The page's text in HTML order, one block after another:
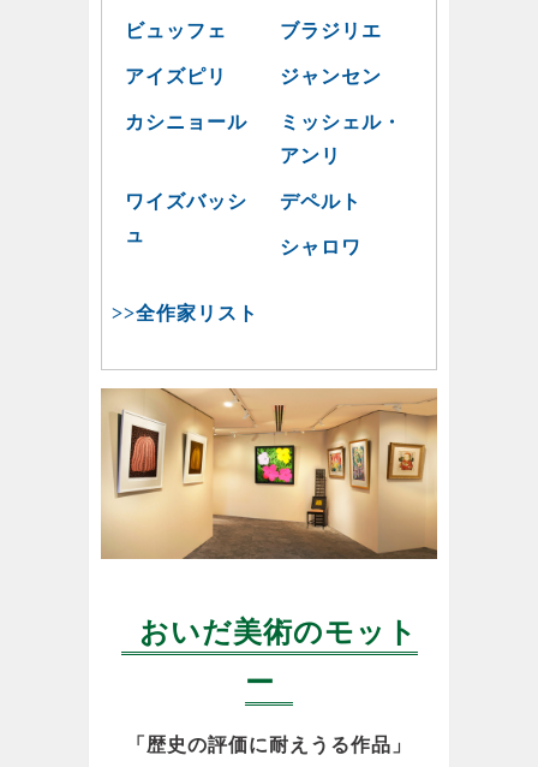
ビュッフェ ブラジリエ
アイズピリ ジャンセン
カシニョール
ミッシェル・
アンリ
ワイズバッシ
ュ
デペルト
シャロワ
>>全作家リスト
おいだ美術のモット
ー
「歴史の評価に耐えうる作品」